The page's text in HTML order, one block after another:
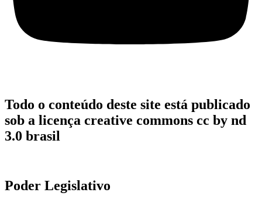
Todo o conteúdo deste site está publicado
sob a licença creative commons cc by nd
3.0 brasil
Poder Legislativo